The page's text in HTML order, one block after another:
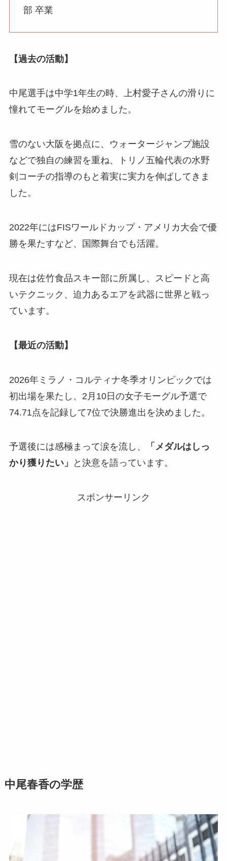
部 卒業
【過去の活動】
中尾選手は中学1年生の時、上村愛子さんの滑りに
憧れてモーグルを始めました。
雪のない大阪を拠点に、ウォータージャンプ施設
などで独自の練習を重ね、トリノ五輪代表の水野
剣コーチの指導のもと着実に実力を伸ばしてきま
した。
2022年にはFISワールドカップ・アメリカ大会で優
勝を果たすなど、国際舞台でも活躍。
現在は佐竹食品スキー部に所属し、スピードと高
いテクニック、迫力あるエアを武器に世界と戦っ
ています。
【最近の活動】
2026年ミラノ・コルティナ冬季オリンピックでは
初出場を果たし、2月10日の女子モーグル予選で
74.71点を記録して7位で決勝進出を決めました。
予選後には感極まって涙を流し、
「メダルはしっ
かり獲りたい」
と決意を語っています。
スポンサーリンク
中尾春香の学歴